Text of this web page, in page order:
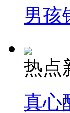
男孩
热点
真心